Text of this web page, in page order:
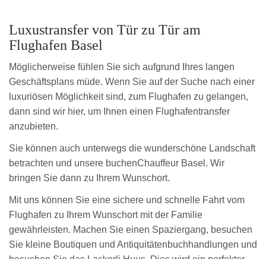
Luxustransfer von Tür zu Tür am
Flughafen Basel
Möglicherweise fühlen Sie sich aufgrund Ihres langen
Geschäftsplans müde. Wenn Sie auf der Suche nach einer
luxuriösen Möglichkeit sind, zum Flughafen zu gelangen,
dann sind wir hier, um Ihnen einen Flughafentransfer
anzubieten.
Sie können auch unterwegs die wunderschöne Landschaft
betrachten und unsere buchenChauffeur Basel. Wir
bringen Sie dann zu Ihrem Wunschort.
Mit uns können Sie eine sichere und schnelle Fahrt vom
Flughafen zu Ihrem Wunschort mit der Familie
gewährleisten. Machen Sie einen Spaziergang, besuchen
Sie kleine Boutiquen und Antiquitätenbuchhandlungen und